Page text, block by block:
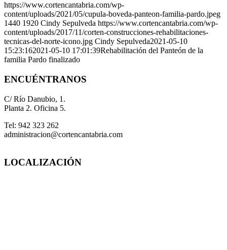
https://www.cortencantabria.com/wp-
content/uploads/2021/05/cupula-boveda-panteon-familia-pardo.jpeg
1440 1920 Cindy Sepulveda https://www.cortencantabria.com/wp-
content/uploads/2017/11/corten-construcciones-rehabilitaciones-
tecnicas-del-norte-icono.jpg Cindy Sepulveda2021-05-10
15:23:162021-05-10 17:01:39Rehabilitación del Panteón de la
familia Pardo finalizado
ENCUÉNTRANOS
C/ Río Danubio, 1.
Planta 2. Oficina 5.
Tel: 942 323 262
administracion@cortencantabria.com
LOCALIZACIÓN